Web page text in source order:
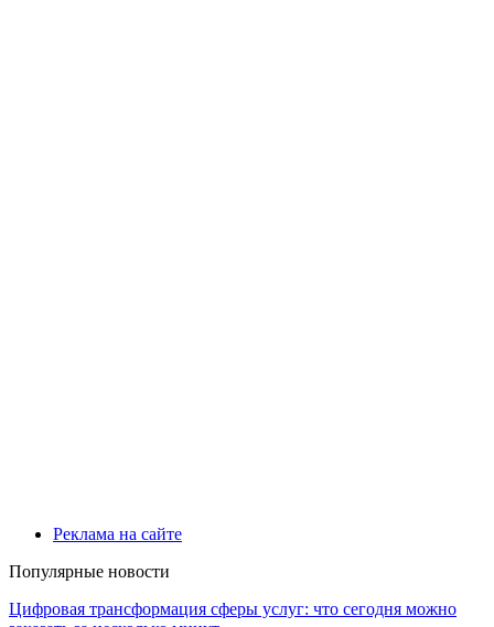
Реклама на сайте
Популярные новости
Цифровая трансформация сферы услуг: что сегодня можно